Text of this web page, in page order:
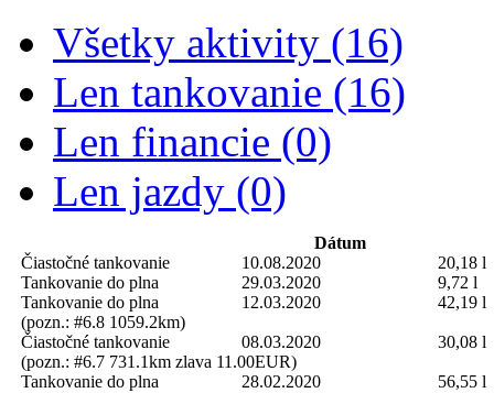
Všetky aktivity (16)
Len tankovanie (16)
Len financie (0)
Len jazdy (0)
Dátum
Čiastočné tankovanie
10.08.2020
20,18 l
Tankovanie do plna
29.03.2020
9,72 l
Tankovanie do plna
12.03.2020
42,19 l
(pozn.: #6.8 1059.2km)
Čiastočné tankovanie
08.03.2020
30,08 l
(pozn.: #6.7 731.1km zlava 11.00EUR)
Tankovanie do plna
28.02.2020
56,55 l